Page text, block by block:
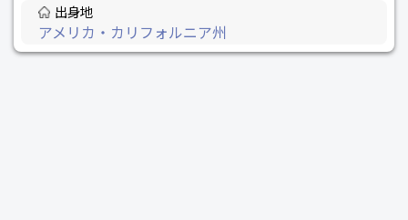
出身地
アメリカ・カリフォルニア州